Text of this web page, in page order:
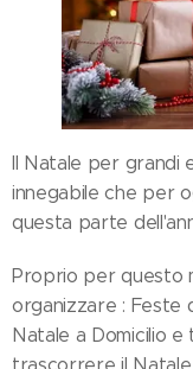
Il Natale per grandi
innegabile che per
questa parte
Proprio per questo
organizzare : Feste
Natale a Domicilio